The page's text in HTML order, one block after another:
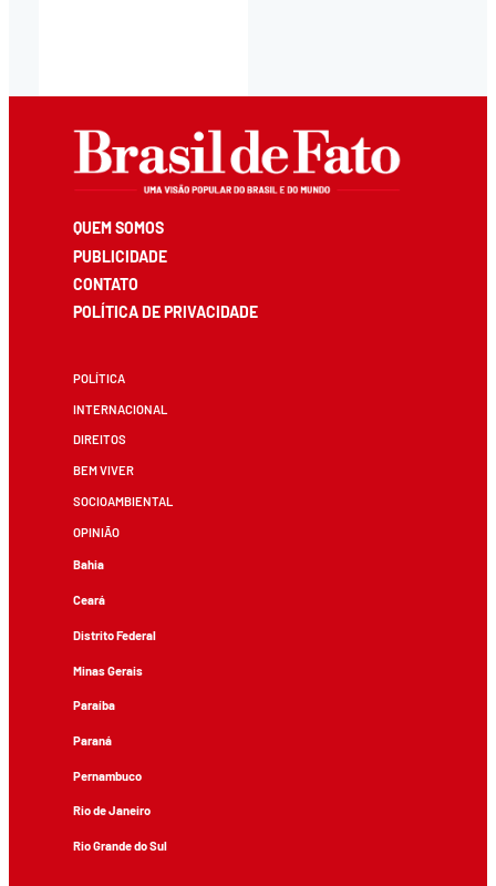
QUEM SOMOS
PUBLICIDADE
CONTATO
POLÍTICA DE PRIVACIDADE
POLÍTICA
INTERNACIONAL
DIREITOS
BEM VIVER
SOCIOAMBIENTAL
OPINIÃO
Bahia
Ceará
Distrito Federal
Minas Gerais
Paraíba
Paraná
Pernambuco
Rio de Janeiro
Rio Grande do Sul